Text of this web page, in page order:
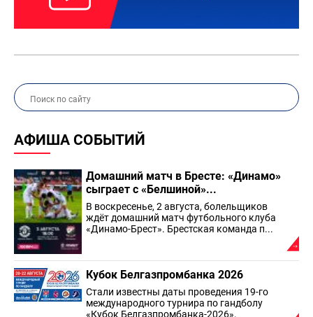
АФИША СОБЫТИЙ
Домашний матч в Бресте: «Динамо»
сыграет с «Белшиной»...
В воскресенье, 2 августа, болельщиков
ждёт домашний матч футбольного клуба
«Динамо-Брест». Брестская команда п...
Кубок Белгазпромбанка 2026
Стали известны даты проведения 19-го
международного турнира по гандболу
«Кубок Белгазпромбанка-2026».